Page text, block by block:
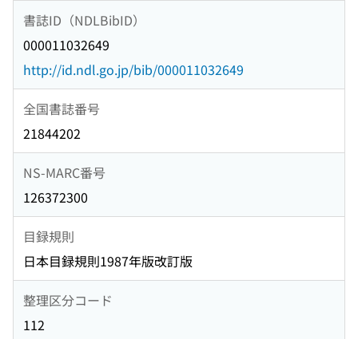
書誌ID（NDLBibID）
000011032649
http://id.ndl.go.jp/bib/000011032649
全国書誌番号
21844202
NS-MARC番号
126372300
目録規則
日本目録規則1987年版改訂版
整理区分コード
112